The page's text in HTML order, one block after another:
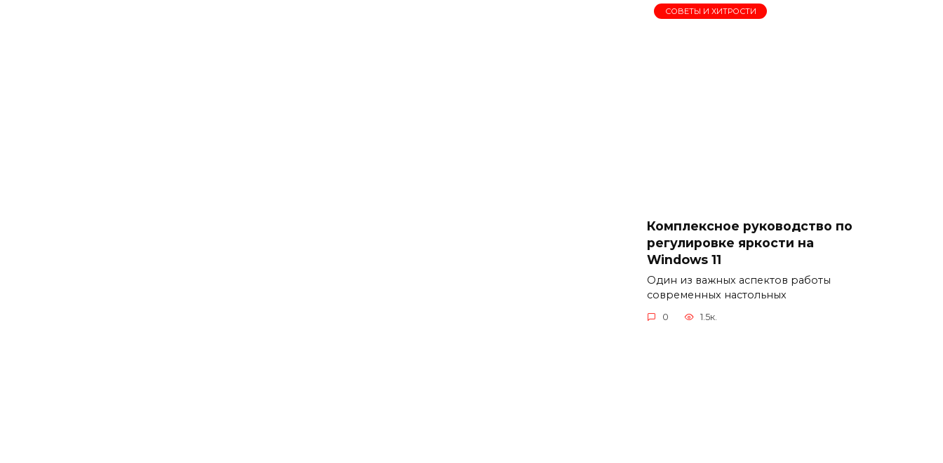
СОВЕТЫ И ХИТРОСТИ
Комплексное руководство по
регулировке яркости на
Windows 11
Один из важных аспектов работы
современных настольных
0 1.5к.